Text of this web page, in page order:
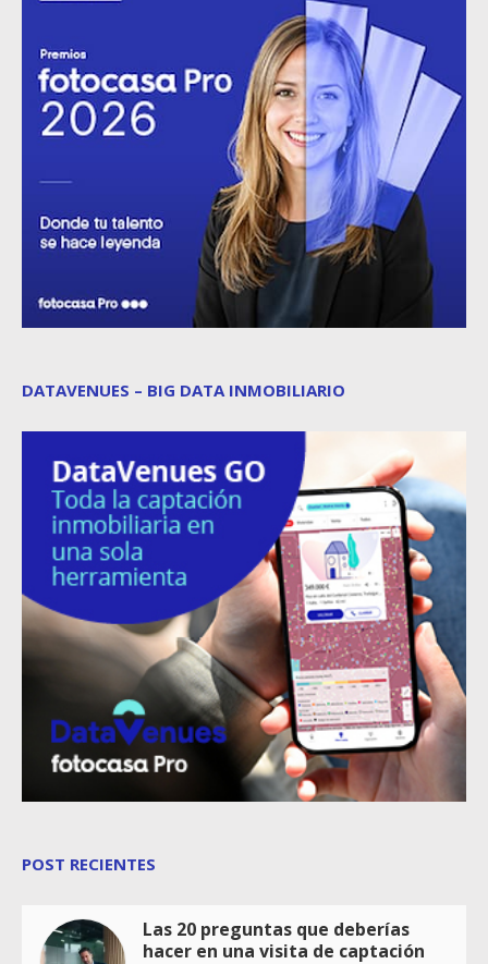
DATAVENUES – BIG DATA INMOBILIARIO
POST RECIENTES
Las 20 preguntas que deberías
hacer en una visita de captación